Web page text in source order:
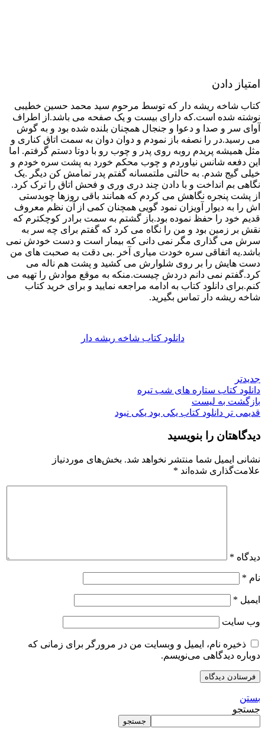
امتیاز دادن
کتاب شاخه ریشه دار که توسط مرحوم سید محمد حسین خطیبی
نوشته شده است.که دارای بیست و یک صفحه می باشد.از اطراف
آوای سر و صدا و دعوا و جنجال همچنان بلنده شده بود و به گوش
می رسید.در را نصفه باز نمودم و دوان دوان به سمت اتاق کناری و
مثل همیشه پریدم روبه روی پدر و چوب رو با دوتا دستم گرفتم. اما
این دفعه شانس نیاوردم و چوب محکم خورد به پشت سره خودم و
خیلی گیج شدم. به حالتی ملتمسانه گفتم پدر تمامش کن دیگر .یک
نگاهی بم انداخت و با دادن چند دری وری و فحش اتاق را ترک کرد.
از پشت پنجره نگاهش می کردم که همانند باقی روزها چوبدستی
اش را به دیوار آویزان نمود گویی همچنان کمی از آن نظم معروف
قدیم خود را حفظ نموده بود.باز گشتم به سمت برادر کوچکترم که
نقش بر زمین بود و من را نگاه می کرد که گفتم برای چه سر به
سرش می گذاری مگر نمی دانی که بیمار است و دست خودش نمی
باشد.یه اتفاقی سره خودت میاری آخر .بی دقت به صحبت های من
دست هایش را بر روی شلوارش می کشید و پشت هم ناله می
کرد.گفتم نمی دانم دردش چیست.منکه به موقع موادش را تهیه می
کنم.برای دانلود کتاب به ادامه مراجعه نمایید و برای خرید کتاب
شاخه ریشه دار تماس بگیرید.
دانلود کتاب شاخه ریشه دار
جدیدتر
دانلود کتاب ستاره های شب تیره
بازگشت به لیست
قدیمی تر دانلود کتاب یکی بود یکی نبود
دیدگاهتان را بنویسید
نشانی ایمیل شما منتشر نخواهد شد. بخش‌های موردنیاز
علامت‌گذاری شده‌اند *
دیدگاه *
نام *
ایمیل *
وب‌ سایت
ذخیره نام، ایمیل و وبسایت من در مرورگر برای زمانی که
دوباره دیدگاهی می‌نویسم.
بستن
جستجو
جستجو